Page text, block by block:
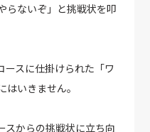
らないぞ」と挑戦状を叩
ースに仕掛けられた「ワ
いきません。
スからの挑戦状に立ち向